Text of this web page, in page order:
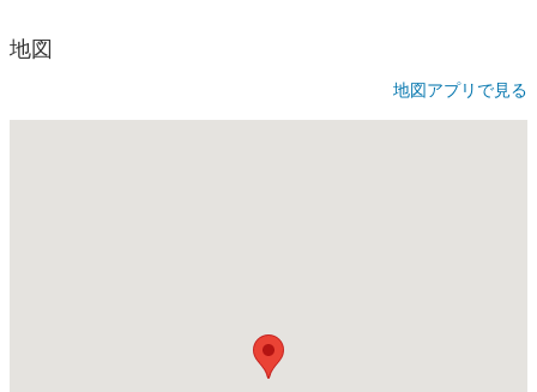
地図
地図アプリで見る